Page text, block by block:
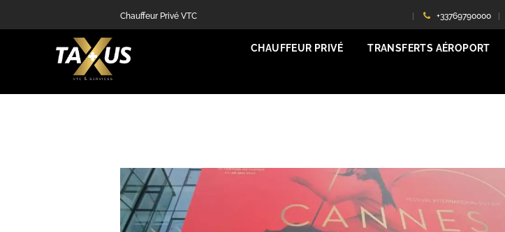
Chauffeur Privé VTC +33769790000
CHAUFFEUR PRIVÉ TRANSFERTS AÉROPORT